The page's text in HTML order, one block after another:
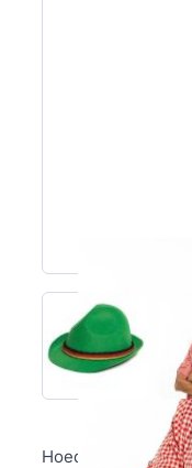
Hoed